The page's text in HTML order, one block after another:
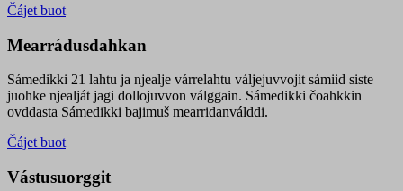
Čájet buot
Mearrádusdahkan
Sámedikki 21 lahtu ja njealje várrelahtu váljejuvvojit sámiid siste
juohke njealját jagi dollojuvvon válggain. Sámedikki čoahkkin
ovddasta Sámedikki bajimuš mearridanválddi.
Čájet buot
Vástusuorggit